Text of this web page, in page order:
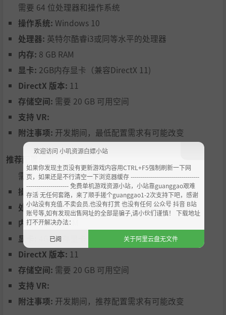
阿提库斯，一个酒鬼魔术师，总在寻找“下一个归宿”；
拉拉，一位足智多谋的海盗，复仇心切；兹东，一个机械
人，渴望摆脱束缚。这三个角色各自带着复杂的故事和不为
人知的过去，你能把他们推向光明，还是将他们拖入更深的
泥潭？选择权在你手中，伦敦的命运也在你的掌控之下。
需要 64 位处理器和操作系统
操作系统: Windows 10
处理器: 英特尔酷睿i3或同等水平的处理器
内存: 8 GB RAM
显卡: 2GB内存显卡（兼容DirectX 11)
DirectX 版本: 11
存储空间: 需要 20 GB 可用空间
支持 VR:
附注事项: 开发期间，最低配置需求有可能改变
推荐配置:
需要 64 位处理器和操作系统
操作系统:Windows 10
处理器:英特尔酷睿i7或同等水平的处理器
内存:12 GB RAM
显卡:
4GB内存显卡（兼容DirectX 11）
DirectX 版本: 11
存储空间: 需要 20 GB 可用空间
支持 VR:
附注事项: 开发期间，推荐配置需求有可能改变
欢迎访问 小叽资源白嫖小站
如果你发现主页没有更新游戏内容用CTRL+F5强制刷新一下网
页，如果还是不行清空一下浏览器缓存 ----------------------------------
--------------------- 免费单机游戏资源小站，小站靠guanggao艰难
存活 无任何套路，来了顺手搓个guanggao1-2次支持下吧，感谢
小站没有充值.不卖会员.也没有打赏 也没有任何 公众号 抖音 B站
账号等,如有发现出售网址的全部是骗子,请小伙们谨慎！ 下载地址
打不开解决办法：
已阅
关于阿里云盘无文件